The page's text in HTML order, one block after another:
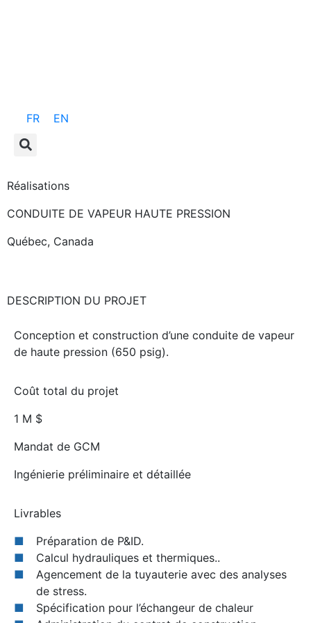
FR EN
Réalisations
CONDUITE DE VAPEUR HAUTE PRESSION
Québec, Canada
DESCRIPTION DU PROJET
Conception et construction d’une conduite de vapeur
de haute pression (650 psig).
Coût total du projet
1 M $
Mandat de GCM
Ingénierie préliminaire et détaillée
Livrables
Préparation de P&ID.
Calcul hydrauliques et thermiques..
Agencement de la tuyauterie avec des analyses
de stress.
Spécification pour l’échangeur de chaleur